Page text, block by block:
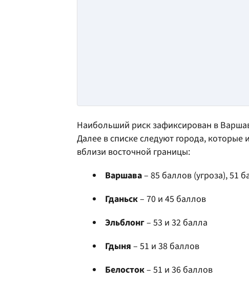
Наибольший риск зафиксирован в
Далее в списке следуют города, которые
вблизи восточной границы:
Варшава– 85 баллов (угроза), 51
Гданьск– 70 и 45 баллов
Эльблонг– 53 и 32 балла
Гдыня – 51 и 38 баллов
Белосток– 51 и 36 баллов